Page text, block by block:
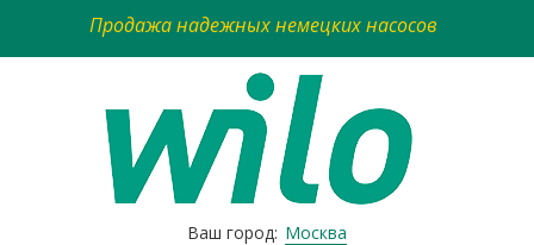
Продажа надежных немецких насосов
Ваш город: Москва